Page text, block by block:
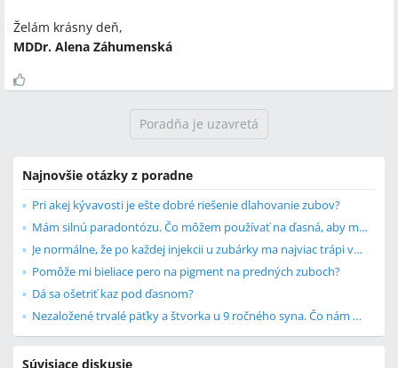
Želám krásny deň,
MDDr. Alena Záhumenská
Poradňa je uzavretá
Najnovšie otázky z poradne
Pri akej kývavosti je ešte dobré riešenie dlahovanie zubov?
Mám silnú paradontózu. Čo môžem používať na ďasná, aby ma neboleli?
Je normálne, že po každej injekcii u zubárky ma najviac trápi vpich po injekcii?
Pomôže mi bieliace pero na pigment na predných zuboch?
Dá sa ošetriť kaz pod ďasnom?
Nezaložené trvalé päťky a štvorka u 9 ročného syna. Čo nám odporúčate?
Súvisiace diskusie